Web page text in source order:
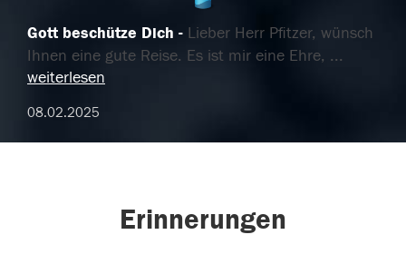
Gott beschütze Dich
Lieber Herr Pfitzer, wünsch
Ihnen eine gute Reise. Es ist mir eine Ehre, ...
weiterlesen
08.02.2025
Erinnerungen